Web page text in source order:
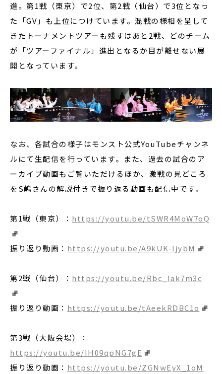
進。第1戦（東京）で2位、第2戦（仙台）で3位となっ
た「GV」も上位につけています。混戦の様相を呈して
きたトーナメントツアーも残すはあと2戦、どのチーム
が「ツアーファイナル」進出となるか目が離せない展
開となっています。
なお、各試合の様子はモンスト公式YouTubeチャンネ
ルにて生配信を行っています。また、過去の試合のア
ーカイブ動画もご覧いただけるほか、激戦の見どころ
をS嶋さんの解説付きで振り返る動画も配信中です。
第1戦（東京）： https://youtu.be/tSWR4MoW7oQ
振り返り動画： https://youtu.be/A9kUK-IjybM
第2戦（仙台）： https://youtu.be/Rbc_Iak7m3c
振り返り動画： https://youtu.be/tAeekRDBC1o
第3戦（大阪会場）：
https://youtu.be/IH09qpNG7gE
振り返り動画： https://youtu.be/ZGNwEyX_1oM